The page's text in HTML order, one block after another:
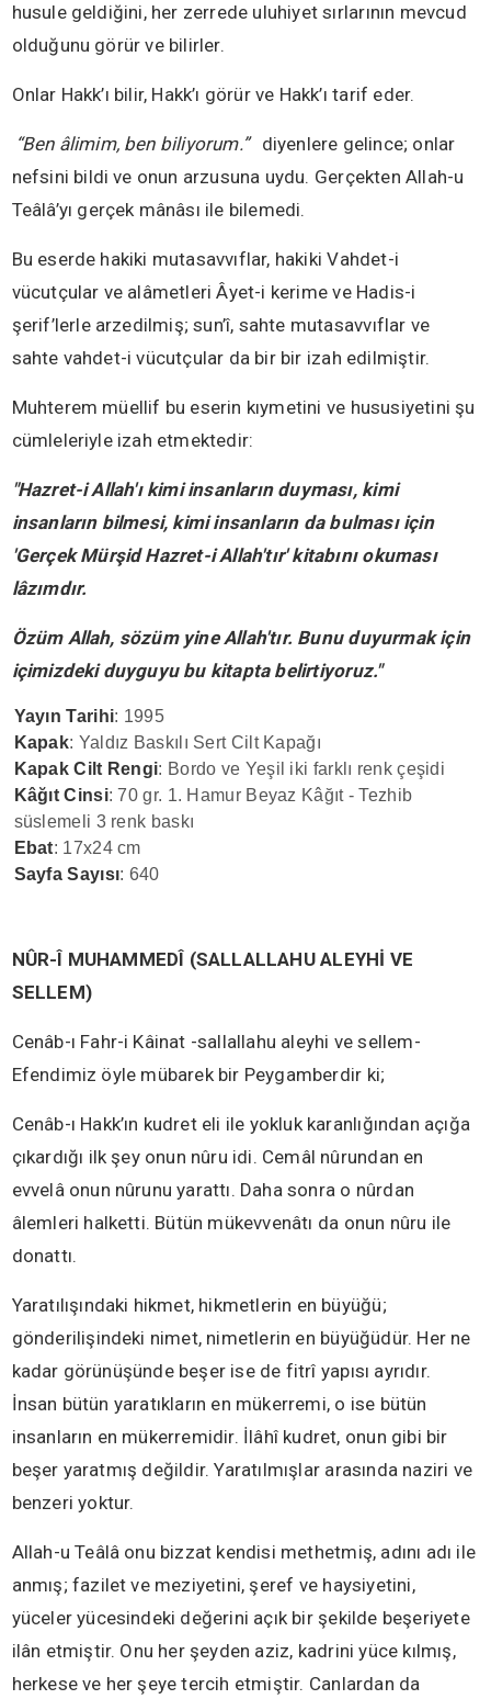
husule geldiğini, her zerrede uluhiyet sırlarının mevcud
olduğunu görür ve bilirler.
Onlar Hakk’ı bilir, Hakk’ı görür ve Hakk’ı tarif eder.
“Ben âlimim, ben biliyorum.”
diyenlere gelince; onlar
nefsini bildi ve onun arzusuna uydu. Gerçekten Allah-u
Teâlâ’yı gerçek mânâsı ile bilemedi.
Bu eserde hakiki mutasavvıflar, hakiki Vahdet-i
vücutçular ve alâmetleri Âyet-i kerime ve Hadis-i
şerif’lerle arzedilmiş; sun’î, sahte mutasavvıflar ve
sahte vahdet-i vücutçular da bir bir izah edilmiştir.
Muhterem müellif bu eserin kıymetini ve hususiyetini şu
cümleleriyle izah etmektedir:
"Hazret-i Allah'ı kimi insanların duyması, kimi
insanların bilmesi, kimi insanların da bulması için
'Gerçek Mürşid Hazret-i Allah'tır' kitabını okuması
lâzımdır.
Özüm Allah, sözüm yine Allah'tır. Bunu duyurmak için
içimizdeki duyguyu bu kitapta belirtiyoruz."
Yayın Tarihi: 1995
Kapak: Yaldız Baskılı Sert Cilt Kapağı
Kapak Cilt Rengi: Bordo ve Yeşil iki farklı renk çeşidi
Kâğıt Cinsi: 70 gr. 1. Hamur Beyaz Kâğıt - Tezhib
süslemeli 3 renk baskı
Ebat: 17x24 cm
Sayfa Sayısı: 640
NÛR-Î MUHAMMEDÎ (SALLALLAHU ALEYHİ VE
SELLEM)
Cenâb-ı Fahr-i Kâinat -sallallahu aleyhi ve sellem-
Efendimiz öyle mübarek bir Peygamberdir ki;
Cenâb-ı Hakk’ın kudret eli ile yokluk karanlığından açığa
çıkardığı ilk şey onun nûru idi. Cemâl nûrundan en
evvelâ onun nûrunu yarattı. Daha sonra o nûrdan
âlemleri halketti. Bütün mükevvenâtı da onun nûru ile
donattı.
Yaratılışındaki hikmet, hikmetlerin en büyüğü;
gönderilişindeki nimet, nimetlerin en büyüğüdür. Her ne
kadar görünüşünde beşer ise de fitrî yapısı ayrıdır.
İnsan bütün yaratıkların en mükerremi, o ise bütün
insanların en mükerremidir. İlâhî kudret, onun gibi bir
beşer yaratmış değildir. Yaratılmışlar arasında naziri ve
benzeri yoktur.
Allah-u Teâlâ onu bizzat kendisi methetmiş, adını adı ile
anmış; fazilet ve meziyetini, şeref ve haysiyetini,
yüceler yücesindeki değerini açık bir şekilde beşeriyete
ilân etmiştir. Onu her şeyden aziz, kadrini yüce kılmış,
herkese ve her şeye tercih etmiştir. Canlardan da